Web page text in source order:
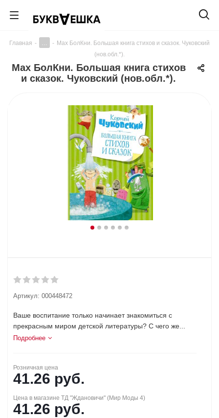
Главная - - Мах БолКни. Большая книга стихов и сказок. Чуковский
(нов.обл.*).
Мах БолКни. Большая книга стихов
и сказок. Чуковский (нов.обл.*).
Артикул: 000448472
Ваше воспитание только начинает знакомиться с
прекрасным миром детской литературы? С чего же...
Подробнее
Розничная цена
41.26 руб.
Цена в магазине ТД "Ждановичи" (Мир Моды 4)
41.26 руб.